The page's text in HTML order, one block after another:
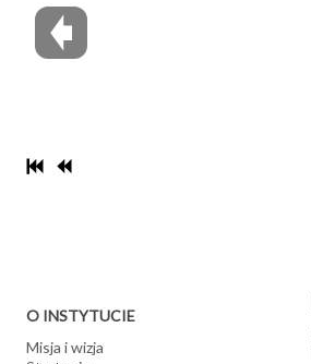
O INSTYTUCIE
Misja i wizja